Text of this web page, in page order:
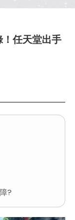
！任天堂出手
?